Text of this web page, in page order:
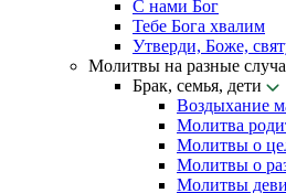
С нами Бог
Тебе Бога хвалим
Утверди, Боже,
Молитвы на разные
Брак, семья, дети
Воздыхание
Молитва
Молитвы о
Молитвы о
Молитвы